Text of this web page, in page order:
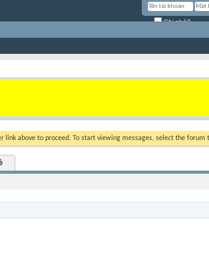
Ghi nhớ?
link above to proceed. To start viewing messages, select the